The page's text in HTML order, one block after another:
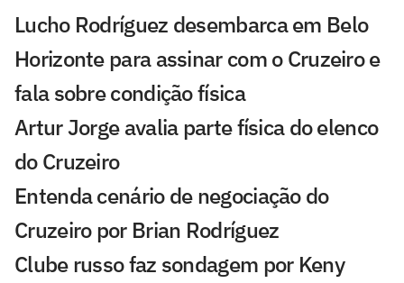
Lucho Rodríguez desembarca em Belo
Horizonte para assinar com o Cruzeiro e
fala sobre condição física
Artur Jorge avalia parte física do elenco
do Cruzeiro
Entenda cenário de negociação do
Cruzeiro por Brian Rodríguez
Clube russo faz sondagem por Keny